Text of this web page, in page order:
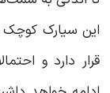
این سیارک کوچک
قرار دارد و